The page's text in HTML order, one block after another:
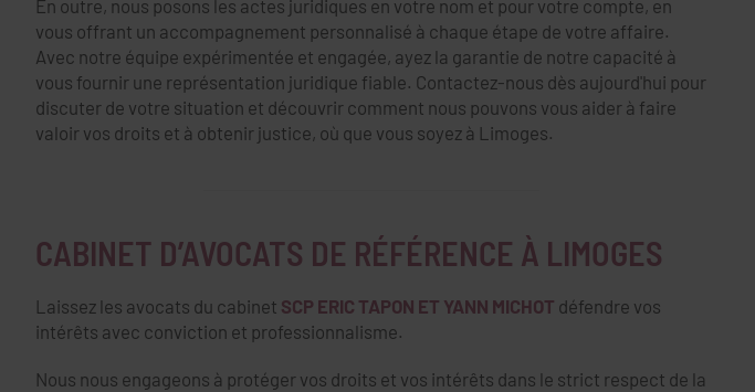
En outre, nous posons les actes juridiques en votre nom et pour votre compte, en
vous offrant un accompagnement personnalisé à chaque étape de votre affaire.
Avec notre équipe expérimentée et engagée, ayez la garantie de notre capacité à
vous fournir une représentation juridique fiable. Contactez-nous dès aujourd'hui pour
discuter de votre situation et découvrir comment nous pouvons vous aider à faire
valoir vos droits et à obtenir justice, où que vous soyez à Limoges.
CABINET D’AVOCATS DE RÉFÉRENCE À LIMOGES
Laissez les avocats du cabinet SCP ERIC TAPON ET YANN MICHOT défendre vos
intérêts avec conviction et professionnalisme.
Nous nous engageons à protéger vos droits et vos intérêts dans le strict respect de la